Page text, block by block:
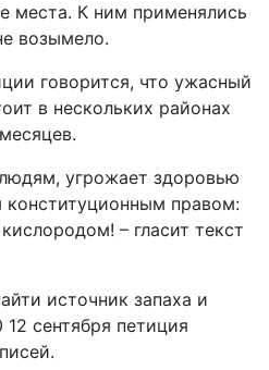
места. К ним применялись
возымело.
говорится, что ужасный
в нескольких районах
угрожает здоровью
конституционным правом:
– гласит текст
источник запаха и
сентября петиция